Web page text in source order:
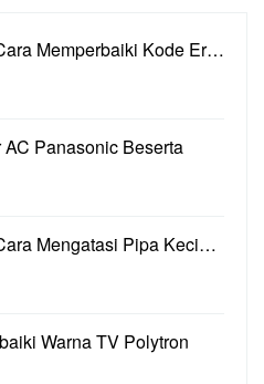
Memperbaiki Kode Er…
Panasonic Beserta
Mengatasi Pipa Keci…
Warna TV Polytron